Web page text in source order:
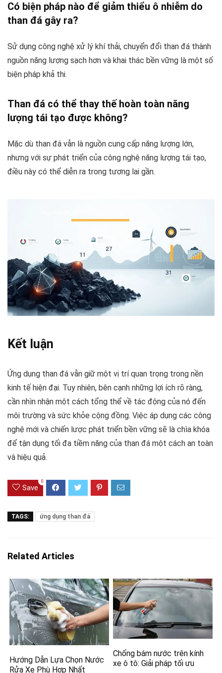
Có biện pháp nào để giảm thiểu ô nhiễm do
than đá gây ra?
Sử dụng công nghệ xử lý khí thải, chuyển đổi than đá thành
nguồn năng lượng sạch hơn và khai thác bền vững là một số
biện pháp khả thi.
Than đá có thể thay thế hoàn toàn năng
lượng tái tạo được không?
Mặc dù than đá vẫn là nguồn cung cấp năng lượng lớn,
nhưng với sự phát triển của công nghệ năng lượng tái tạo,
điều này có thể diễn ra trong tương lai gần.
Kết luận
Ứng dụng than đá vẫn giữ một vị trí quan trọng trong nền
kinh tế hiện đại. Tuy nhiên, bên cạnh những lợi ích rõ ràng,
cần nhìn nhận một cách tổng thể về tác động của nó đến
môi trường và sức khỏe cộng đồng. Việc áp dụng các công
nghệ mới và chiến lược phát triển bền vững sẽ là chìa khóa
để tận dụng tối đa tiềm năng của than đá một cách an toàn
và hiệu quả.
Save
0
TAGS: ứng dụng than đá
Related Articles
Hướng Dẫn Lựa Chọn Nước
Rửa Xe Phù Hợp Nhất
Chống bám nước trên kính
xe ô tô: Giải pháp tối ưu